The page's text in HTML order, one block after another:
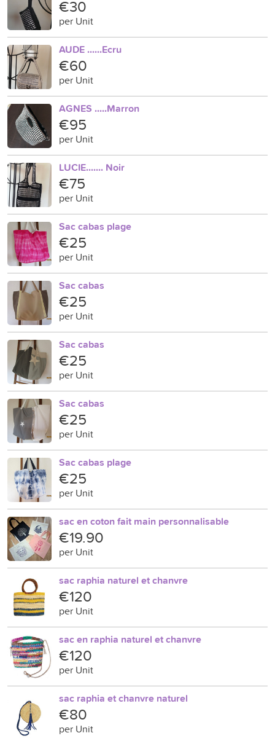
€30
per Unit
AUDE ......Ecru
€60
per Unit
AGNES .....Marron
€95
per Unit
LUCIE....... Noir
€75
per Unit
Sac cabas plage
€25
per Unit
Sac cabas
€25
per Unit
Sac cabas
€25
per Unit
Sac cabas
€25
per Unit
Sac cabas plage
€25
per Unit
sac en coton fait main personnalisable
€19.90
per Unit
sac raphia naturel et chanvre
€120
per Unit
sac en raphia naturel et chanvre
€120
per Unit
sac raphia et chanvre naturel
€80
per Unit